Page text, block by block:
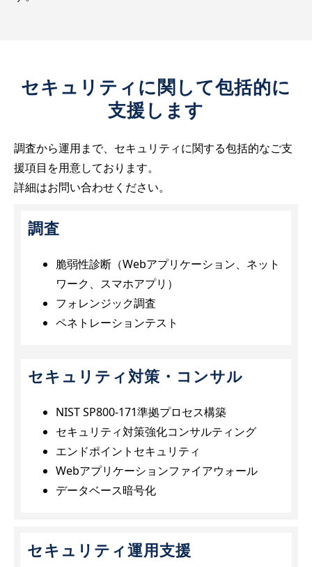
セキュリティに関して包括的に
支援します
調査から運用まで、セキュリティに関する包括的なご支
援項目を用意しております。
詳細はお問い合わせください。
調査
脆弱性診断（Webアプリケーション、ネット
ワーク、スマホアプリ）
フォレンジック調査
ペネトレーションテスト
セキュリティ対策・コンサル
NIST SP800-171準拠プロセス構築
セキュリティ対策強化コンサルティング
エンドポイントセキュリティ
Webアプリケーションファイアウォール
データベース暗号化
セキュリティ運用支援